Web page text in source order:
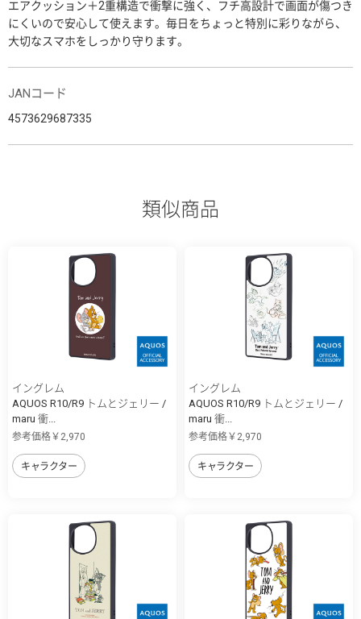
エアクッション＋2重構造で衝撃に強く、フチ高設計で画面が傷つき
にくいので安心して使えます。毎日をちょっと特別に彩りながら、
大切なスマホをしっかり守ります。
JANコード
4573629687335
類似商品
イングレム
AQUOS R10/R9 トムとジェリー /
maru 衝...
参考価格￥2,970
キャラクター
イングレム
AQUOS R10/R9 トムとジェリー /
maru 衝...
参考価格￥2,970
キャラクター